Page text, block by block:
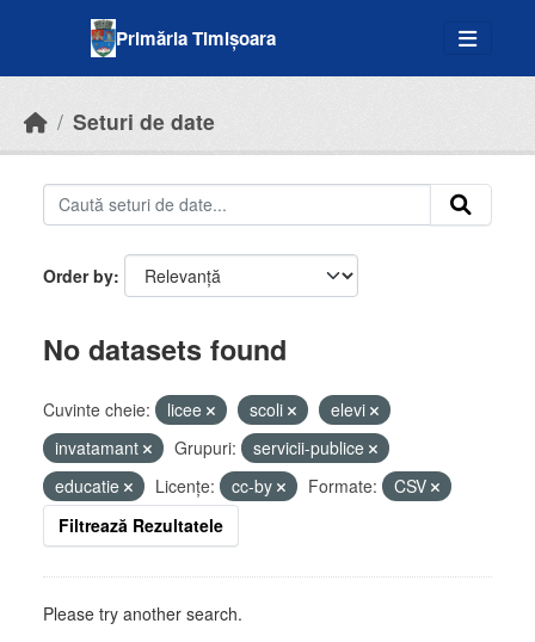
Primăria Timișoara
Seturi de date
Order by
No datasets found
Cuvinte cheie: licee scoli
elevi
invatamant
Grupuri:
servicii-publice
educatie
Licenţe: cc-by Formate:
CSV
Filtrează Rezultatele
Please try another search.